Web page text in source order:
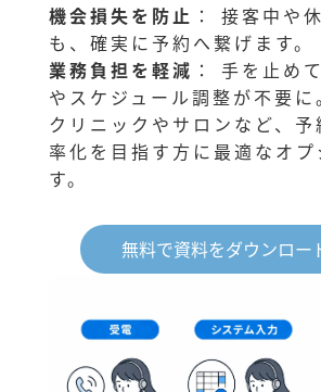
機会損失を防止 ： 接客中や
も、確実に予約へ繋げます。
業務負担を軽減 ： 手を止め
やスケジュール調整が不要に
クリニックやサロンなど、予
率化を目指す方に最適なオプ
す。
無料で資料をダウンロー